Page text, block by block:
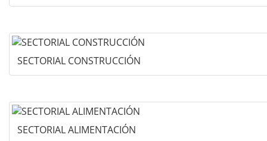
SECTORIAL CONSTRUCCIÓN
SECTORIAL ALIMENTACIÓN